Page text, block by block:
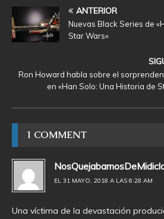
ANTERIOR
Nuevas Black Series de
Star Wars»
Ron Howard habla sobre el
en «Han Solo: Una Historia de
1 COMMENT
EL 31 MAYO, 2018 A LAS 6:28 AM
Una víctima de la devastación